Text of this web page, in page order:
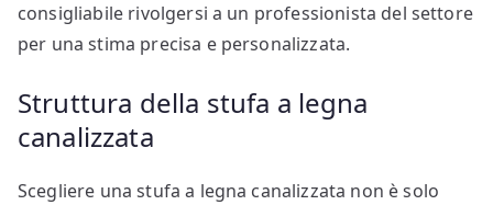
consigliabile rivolgersi a un professionista del settore
per una stima precisa e personalizzata.
Struttura della stufa a legna
canalizzata
Scegliere una stufa a legna canalizzata non è solo